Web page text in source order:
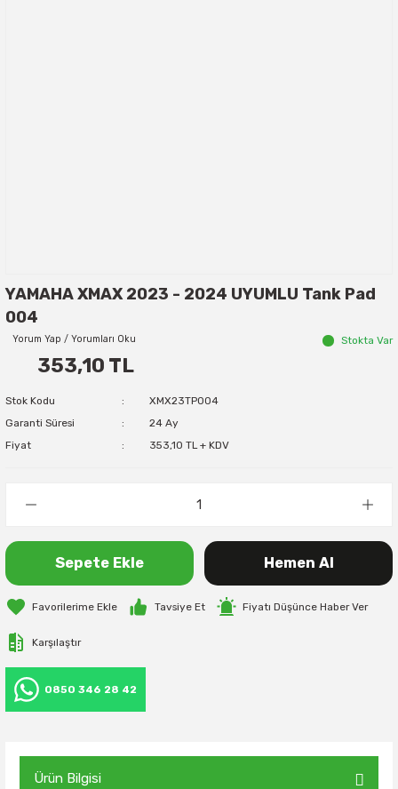
YAMAHA XMAX 2023 - 2024 UYUMLU Tank Pad
004
Yorum Yap / Yorumları Oku Stokta Var
353,10 TL
Stok Kodu
XMX23TP004
Garanti Süresi
24 Ay
Fiyat
353,10 TL + KDV
Sepete Ekle Hemen Al
Tavsiye Et Fiyatı Düşünce Haber Ver
Karşılaştır
0850 346 28 42
Ürün Bilgisi